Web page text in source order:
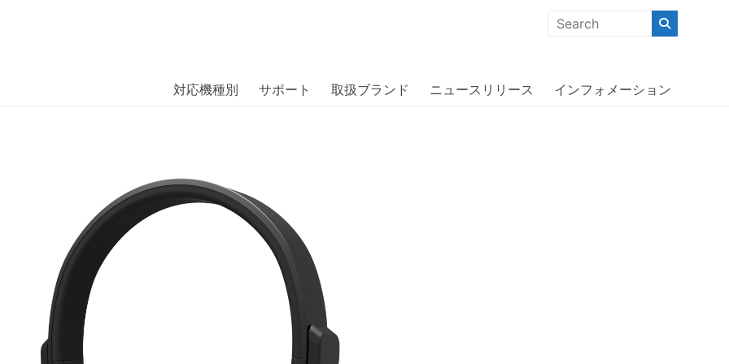
には、日本では珍しい「海外ブランド」をはじめ「ユニークな商品」「機能的な商品」「コストパフォーマンスの高い商
対応機種別 サポート 取扱ブランド ニュースリリース インフォメーション